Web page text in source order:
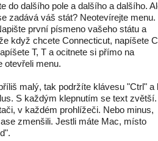
do dalšího pole a dalšího a dalšího.
zadává váš stát? Neotevírejte menu.
první písmeno vašeho státu a
když chcete Connecticut, napíšete
T, T a ocitnete si přímo na
otevřeli menu.
malý, tak podržíte klávesu "Ctrl" a
S každým klepnutím se text zvětší.
v každém prohlížeči. Nebo minus,
zmenšili. Jestli máte Mac, místo